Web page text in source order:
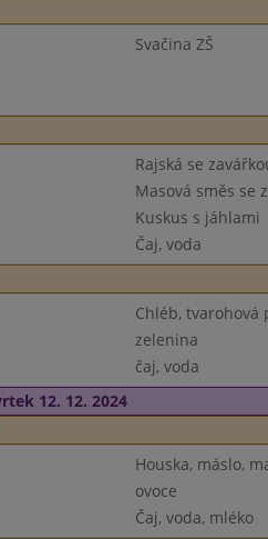
Svačina ZŠ
Rajská se
Masová směs se
Kuskus s jáhlami
Čaj, voda
Chléb, tvarohová
zelenina
čaj, voda
12. 12. 2024
Houska, máslo,
ovoce
Čaj, voda, mléko